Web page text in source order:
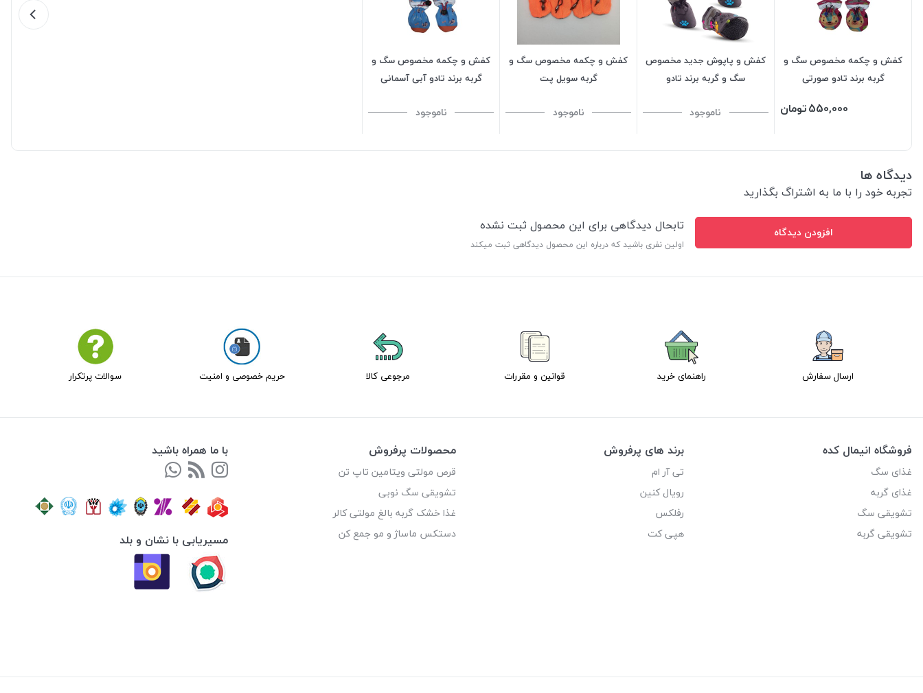
کفش و چکمه مخصوص سگ و
گربه برند تادو صورتی
550,000تومان
کفش و پاپوش جدید مخصوص
سگ و گربه برند تادو
ناموجود
کفش و چکمه مخصوص سگ و
گربه سویل پت
ناموجود
کفش و چکمه مخصوص سگ و
گربه برند تادو آبی آسمانی
ناموجود
دیدگاه ها
تجربه خود را با ما به اشتراگ بگذارید
افزودن دیدگاه تابحال دیدگاهی برای این محصول ثبت نشده
اولین نفری باشید که درباره این محصول دیدگاهی ثبت میکند
ارسال سفارش راهنمای خرید قوانین و مقررات مرجوعی کالا حریم خصوصی و امنیت سوالات پرتکرار
فروشگاه انیمال کده
غذای سگ
غذای گربه
تشویقی سگ
تشویقی گربه
برند های پرفروش
تی آر ام
رویال کنین
رفلکس
هپی کت
محصولات پرفروش
قرص مولتی ویتامین تاپ تن
تشویقی سگ نوبی
غذا خشک گربه بالغ مولتی کالر
دستکس ماساژ و مو جمع کن
با ما همراه باشید
مسیریابی با نشان و بلد